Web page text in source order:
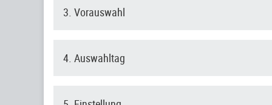
3. Vorauswahl
4. Auswahltag